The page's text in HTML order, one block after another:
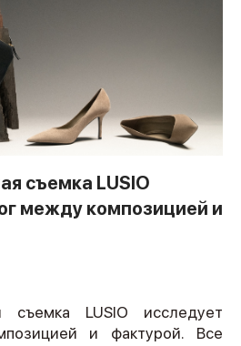
съемка LUSIO
между композицией и
съемка LUSIO исследует
и фактурой. Все